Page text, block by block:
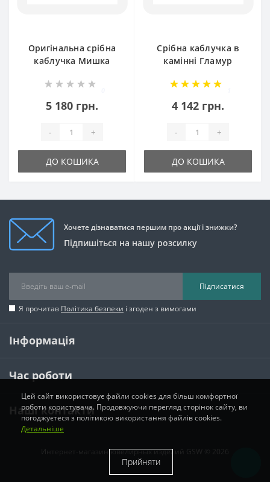
Оригінальна срібна
каблучка Мишка
5 180 грн.
- +
ДО КОШИКА
Срібна каблучка в
камінні Гламур
4 142 грн.
- +
ДО КОШИКА
Хочете дізнаватися першим про акції і знижки?
Підпишіться на нашу розсилку
Підписатися
Я прочитав Політика безпеки і згоден з вимогами
Інформація
Час роботи
Наші контакти
Интернет-магазин ювелирных изделий GSW © 2026
Цей сайт використовує файли cookies для більш комфортної
роботи користувача. Продовжуючи перегляд сторінок сайту, ви
погоджуєтеся з політикою використання файлів cookies.
Детальніше
Прийняти